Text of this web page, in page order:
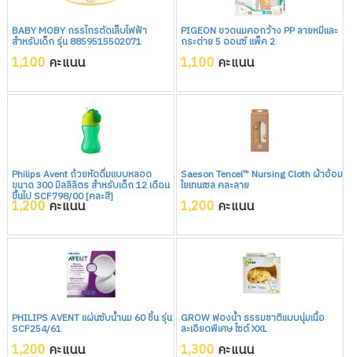
BABY MOBY กรรไกรตัดเล็บไฟฟ้า
สำหรับเด็ก รุ่น 8859515502071
1,100 คะแนน
PIGEON ขวดนมคอกว้าง PP ลายหมีและ
กระต่าย 5 ออนซ์ แพ็ค 2
1,100 คะแนน
Philips Avent ถ้วยหัดดื่มแบบหลอด
ขนาด 300 มิลลิลิตร สำหรับเด็ก 12 เดือน
ขึ้นไป SCF798/00 [คละสี]
1,200 คะแนน
Saeson Tencel™ Nursing Cloth ผ้าอ้อม
ใยเทนเซล คละลาย
1,200 คะแนน
PHILIPS AVENT แผ่นซับน้ำนม 60 ชิ้น รุ่น
SCF254/61
1,200 คะแนน
GROW ฟองน้ำ ธรรมชาติแบบนุ่มเนื้อ
ละเอียดพิเศษ ไซต์ XXL
1,300 คะแนน